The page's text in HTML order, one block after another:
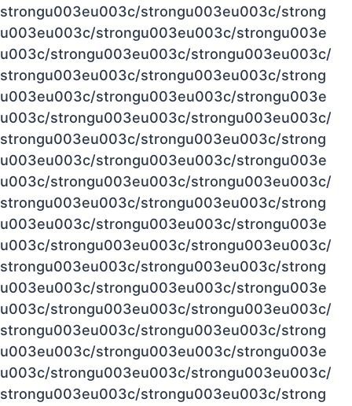
strongu003eu003c/strongu003eu003c/strong
u003eu003c/strongu003eu003c/strongu003e
u003c/strongu003eu003c/strongu003eu003c/
strongu003eu003c/strongu003eu003c/strong
u003eu003c/strongu003eu003c/strongu003e
u003c/strongu003eu003c/strongu003eu003c/
strongu003eu003c/strongu003eu003c/strong
u003eu003c/strongu003eu003c/strongu003e
u003c/strongu003eu003c/strongu003eu003c/
strongu003eu003c/strongu003eu003c/strong
u003eu003c/strongu003eu003c/strongu003e
u003c/strongu003eu003c/strongu003eu003c/
strongu003eu003c/strongu003eu003c/strong
u003eu003c/strongu003eu003c/strongu003e
u003c/strongu003eu003c/strongu003eu003c/
strongu003eu003c/strongu003eu003c/strong
u003eu003c/strongu003eu003c/strongu003e
u003c/strongu003eu003c/strongu003eu003c/
strongu003eu003c/strongu003eu003c/strong